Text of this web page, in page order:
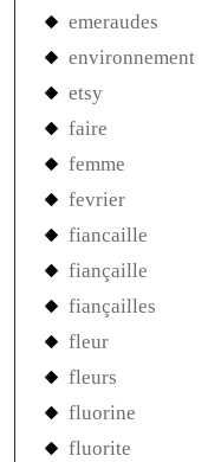
emeraudes
environnement
etsy
faire
femme
fevrier
fiancaille
fiançaille
fiançailles
fleur
fleurs
fluorine
fluorite